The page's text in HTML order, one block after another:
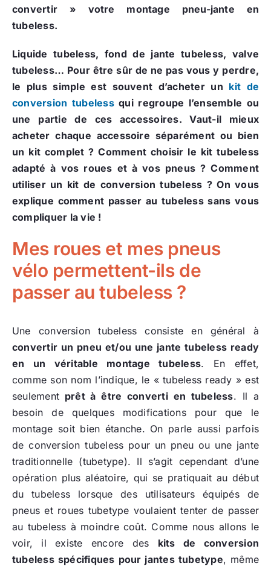
convertir » votre montage pneu-jante en
tubeless.
Liquide tubeless, fond de jante tubeless, valve
tubeless… Pour être sûr de ne pas vous y perdre,
le plus simple est souvent d’acheter un kit de
conversion tubelessqui regroupe l’ensemble ou
une partie de ces accessoires. Vaut-il mieux
acheter chaque accessoire séparément ou bien
un kit complet ? Comment choisir le kit tubeless
adapté à vos roues et à vos pneus ? Comment
utiliser un kit de conversion tubeless ? On vous
explique comment passer au tubeless sans vous
compliquer la vie !
Mes roues et mes pneus
vélo permettent-ils de
passer au tubeless ?
Une conversion tubeless consiste en général à
convertir un pneu et/ou une jante tubeless ready
en un véritable montage tubeless. En effet,
comme son nom l’indique, le « tubeless ready » est
seulement prêt à être converti en tubeless. Il a
besoin de quelques modifications pour que le
montage soit bien étanche. On parle aussi parfois
de conversion tubeless pour un pneu ou une jante
traditionnelle (tubetype). Il s’agit cependant d’une
opération plus aléatoire, qui se pratiquait au début
du tubeless lorsque des utilisateurs équipés de
pneus et roues tubetype voulaient tenter de passer
au tubeless à moindre coût. Comme nous allons le
voir, il existe encore des kits de conversion
tubeless spécifiques pour jantes tubetype, même